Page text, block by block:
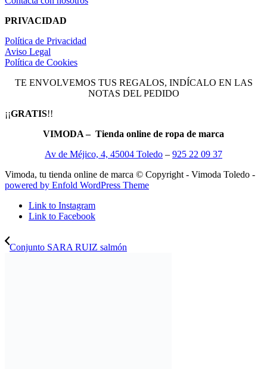
PRIVACIDAD
Política de Privacidad
Aviso Legal
Política de Cookies
TE ENVOLVEMOS TUS REGALOS, INDÍCALO EN LAS
NOTAS DEL PEDIDO
¡¡GRATIS!!
VIMODA – Tienda online de ropa de marca
Av de Méjico, 4, 45004 Toledo – 925 22 09 37
Vimoda, tu tienda online de marca © Copyright - Vimoda Toledo -
powered by Enfold WordPress Theme
Link to Instagram
Link to Facebook
Conjunto SARA RUIZ salmón